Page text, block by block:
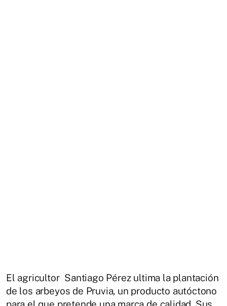
El agricultor Santiago Pérez ultima la plantación
de los arbeyos de Pruvia, un producto autóctono